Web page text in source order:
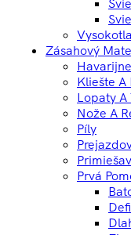
Zásahový
Kliešte A
Lopaty A
Nože A
Píly
Prvá